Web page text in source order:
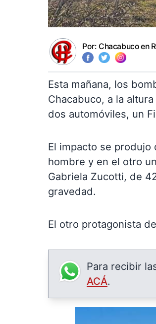
Por: Chacabuco en
Esta mañana, los
Chacabuco, a la
dos automóviles, un
El impacto se
hombre y en el otro
Gabriela Zucotti, de
gravedad.
El otro protagonista
Para recibir
ACÁ.